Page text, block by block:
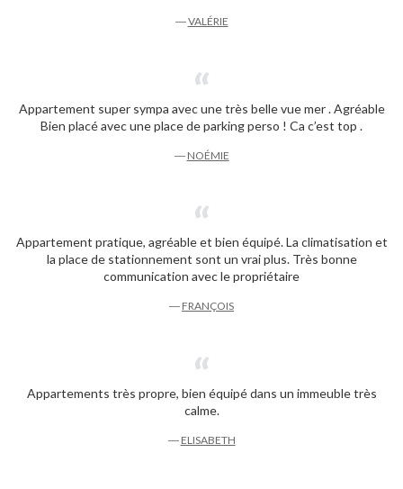
―VALÉRIE
Appartement super sympa avec une très belle vue mer . Agréable
Bien placé avec une place de parking perso ! Ca c’est top .
― NOÉMIE
Appartement pratique, agréable et bien équipé. La climatisation et
la place de stationnement sont un vrai plus. Très bonne
communication avec le propriétaire
― FRANÇOIS
Appartements très propre, bien équipé dans un immeuble très
calme.
― ELISABETH